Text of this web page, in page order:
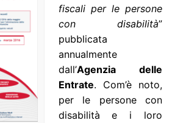
fiscali per le persone
con disabilità”
pubblicata
annualmente
dall’Agenzia delle
Entrate. Com’è noto,
per le persone con
disabilità e i loro